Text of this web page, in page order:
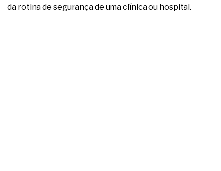
da rotina de segurança de uma clínica ou hospital.